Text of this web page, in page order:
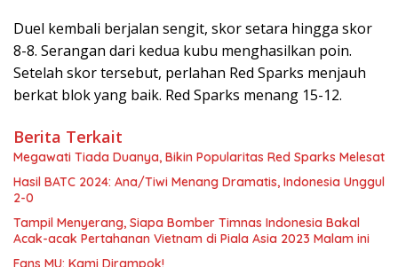
Duel kembali berjalan sengit, skor setara hingga skor
8-8. Serangan dari kedua kubu menghasilkan poin.
Setelah skor tersebut, perlahan Red Sparks menjauh
berkat blok yang baik. Red Sparks menang 15-12.
Berita Terkait
Megawati Tiada Duanya, Bikin Popularitas Red Sparks Melesat
Hasil BATC 2024: Ana/Tiwi Menang Dramatis, Indonesia Unggul
2-0
Tampil Menyerang, Siapa Bomber Timnas Indonesia Bakal
Acak-acak Pertahanan Vietnam di Piala Asia 2023 Malam ini
Fans MU: Kami Dirampok!